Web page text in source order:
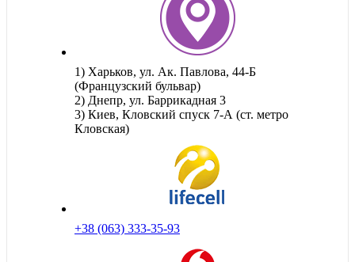
1) Харьков, ул. Ак. Павлова, 44-Б
(Французский бульвар)
2) Днепр, ул. Баррикадная 3
3) Киев, Кловский спуск 7-А (ст. метро
Кловская)
+38 (063) 333-35-93